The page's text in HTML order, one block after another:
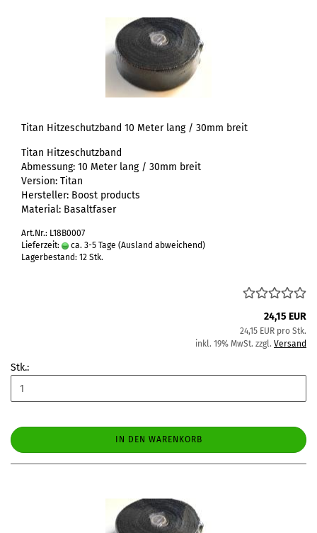
Titan Hitzeschutzband 10 Meter lang / 30mm breit
Titan Hitzeschutzband
Abmessung: 10 Meter lang / 30mm breit
Version: Titan
Hersteller: Boost products
Material: Basaltfaser
Art.Nr.: L18B0007
Lieferzeit:
ca. 3-5 Tage (Ausland abweichend)
Lagerbestand: 12 Stk.
24,15 EUR
24,15 EUR pro Stk.
inkl. 19% MwSt. zzgl. Versand
Stk.:
IN DEN WARENKORB